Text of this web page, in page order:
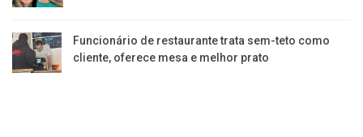
Funcionário de restaurante trata sem-teto como
cliente, oferece mesa e melhor prato